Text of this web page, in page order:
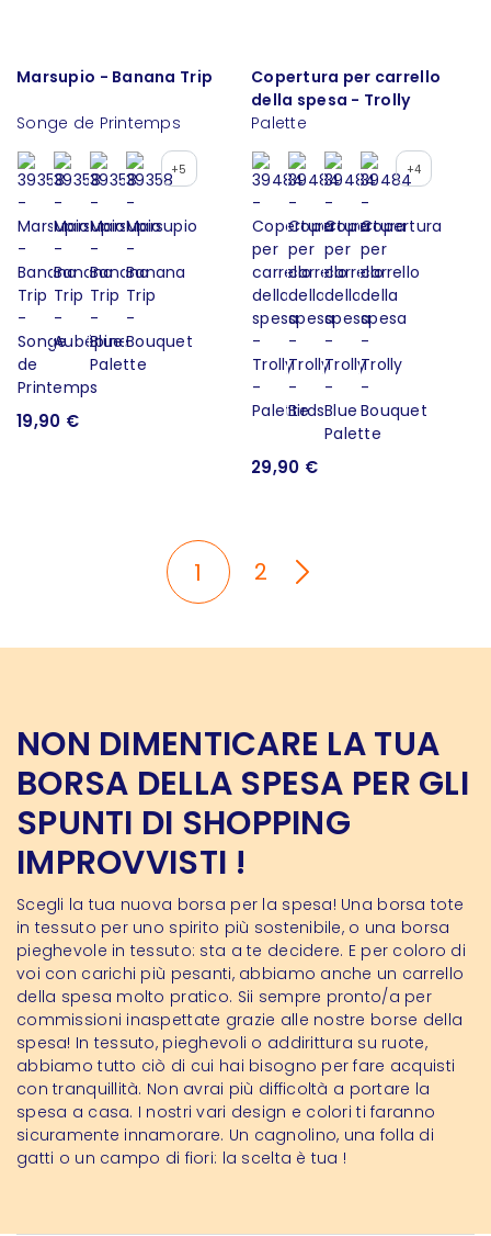
Marsupio - Banana Trip
Songe de Printemps
+5
19,90 €
Copertura per carrello
della spesa - Trolly
Palette
+4
29,90 €
1 2
NON DIMENTICARE LA TUA
BORSA DELLA SPESA PER GLI
SPUNTI DI SHOPPING
IMPROVVISTI !
Scegli la tua nuova borsa per la spesa! Una borsa tote
in tessuto per uno spirito più sostenibile, o una borsa
pieghevole in tessuto: sta a te decidere. E per coloro di
voi con carichi più pesanti, abbiamo anche un carrello
della spesa molto pratico. Sii sempre pronto/a per
commissioni inaspettate grazie alle nostre borse della
spesa! In tessuto, pieghevoli o addirittura su ruote,
abbiamo tutto ciò di cui hai bisogno per fare acquisti
con tranquillità. Non avrai più difficoltà a portare la
spesa a casa. I nostri vari design e colori ti faranno
sicuramente innamorare. Un cagnolino, una folla di
gatti o un campo di fiori: la scelta è tua !